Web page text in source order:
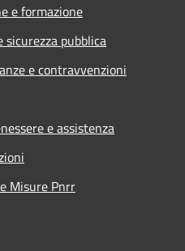
e formazione
sicurezza pubblica
e contravvenzioni
e assistenza
Misure Pnrr